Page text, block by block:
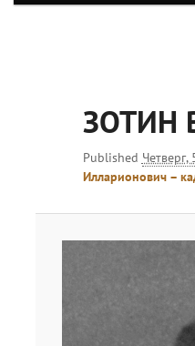
ЗОТИН
Published
Илларионович –